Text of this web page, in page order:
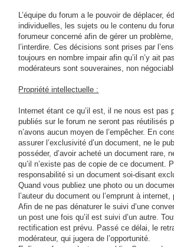
L’équipe du forum a le pouvoir de déplacer,
individuelles, les sujets ou le contenu du
forumeur concerné afin de gérer un
l’interdire. Ces décisions sont prises par
toujours en nombre impair afin qu’il n’y ait
modérateurs sont souveraines, non
Propriété intellectuelle :
Internet étant ce qu’il est, il ne nous est pas
publiés sur le forum ne seront pas réutilisés
n’avons aucun moyen de l’empêcher. En
assurer l’exclusivité d’un document, ne le
posséder, d’avoir acheté un document rare,
qu’il n’existe pas de copie de ce document.
responsabilité si un document soi-disant
Quand vous publiez une photo ou un
l’auteur du document ou l’emprunt à
Afin de ne pas dénaturer le suivi d’une
un post une fois qu’il est suivi d’un autre.
rectification est prévu. Passé ce délai, le
modérateur, qui jugera de l’opportunité.